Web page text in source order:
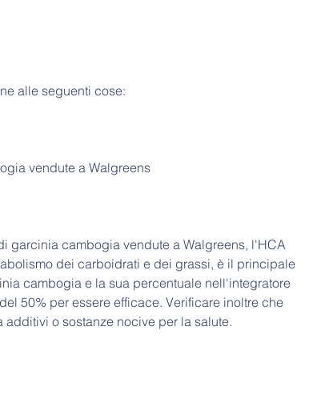
alle seguenti cose:
vendute a Walgreens
garcinia cambogia vendute a Walgreens, l'HCA
dei carboidrati e dei grassi, è il principale
cambogia e la sua percentuale nell'integratore
50% per essere efficace. Verificare inoltre che
additivi o sostanze nocive per la salute.